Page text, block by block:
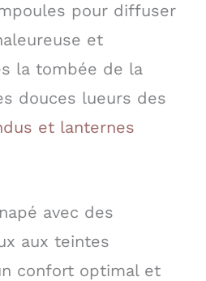
pour diffuser
et
la tombée de la
douces lueurs des
et lanternes
avec des
aux teintes
confort optimal et